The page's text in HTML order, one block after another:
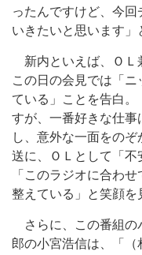
ったんですけど、今
いきたいと思います」
新内といえば、ＯＬ
この日の会見では「
ている」ことを告白
すが、一番好きな仕
し、意外な一面をの
送に、ＯＬとして「不
「このラジオに合わ
整えている」と笑顔を
さらに、この番組の
郎の小宮浩信は、「